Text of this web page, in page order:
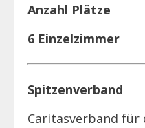
Anzahl Plätze
6 Einzelzimmer
Spitzenverband
Caritasverband für